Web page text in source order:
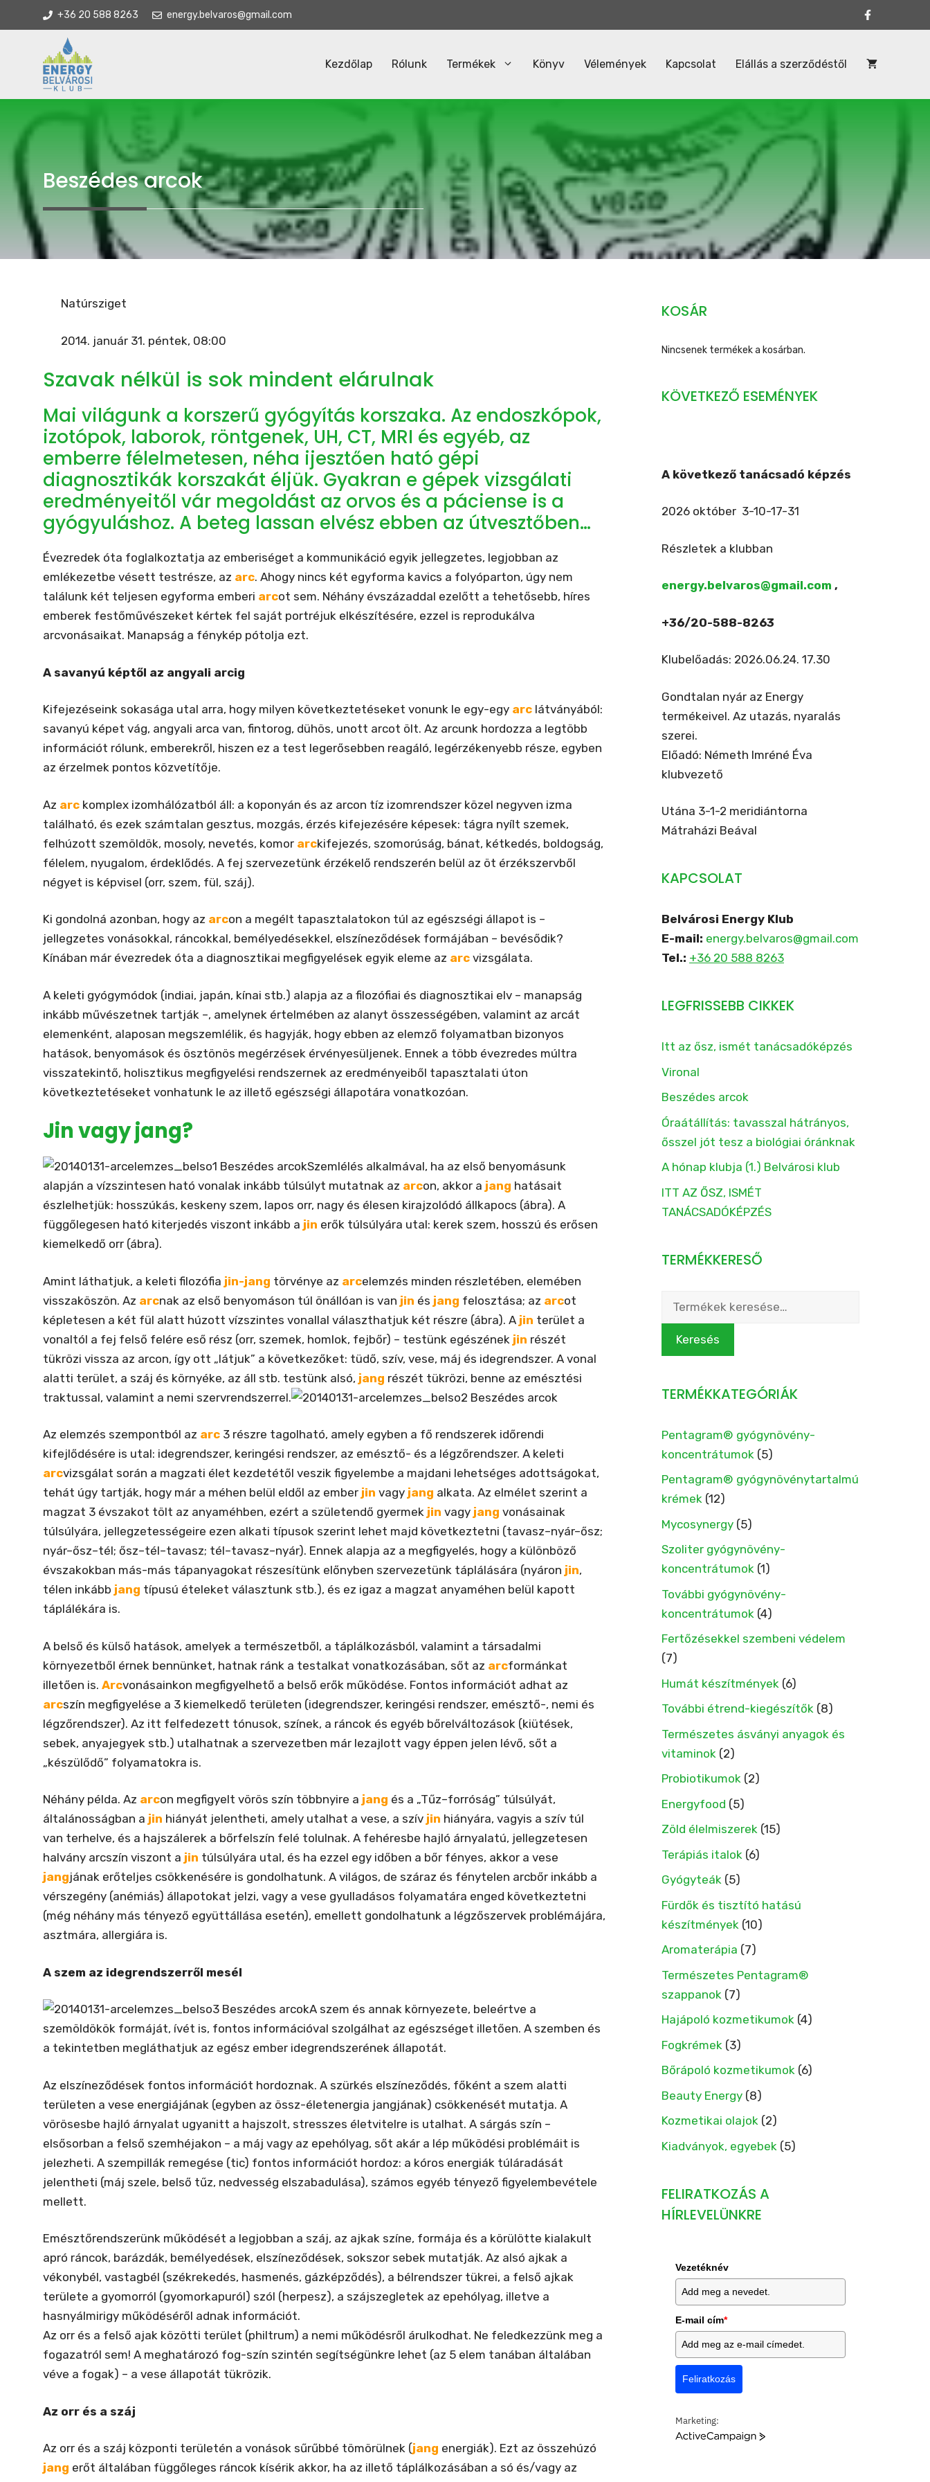
a
tartalomba
+36 20 588 8263 energy.belvaros@gmail.com
Kezdőlap Rólunk Termékek Könyv Vélemények Kapcsolat Elállás a szerződéstől
Beszédes arcok
Natúrsziget
2014. január 31. péntek, 08:00
Szavak nélkül is sok mindent elárulnak
Mai világunk a korszerű gyógyítás korszaka. Az endoszkópok,
izotópok, laborok, röntgenek, UH, CT, MRI és egyéb, az
emberre félelmetesen, néha ijesztően ható gépi
diagnosztikák korszakát éljük. Gyakran e gépek vizsgálati
eredményeitől vár megoldást az orvos és a páciense is a
gyógyuláshoz. A beteg lassan elvész ebben az útvesztőben…
Évezredek óta foglalkoztatja az emberiséget a kommunikáció egyik jellegzetes, legjobban az
emlékezetbe vésett testrésze, az arc. Ahogy nincs két egyforma kavics a folyóparton, úgy nem
találunk két teljesen egyforma emberi arcot sem. Néhány évszázaddal ezelőtt a tehetősebb, híres
emberek festőművészeket kértek fel saját portréjuk elkészítésére, ezzel is reprodukálva
arcvonásaikat. Manapság a fénykép pótolja ezt.
A savanyú képtől az angyali arcig
Kifejezéseink sokasága utal arra, hogy milyen következtetéseket vonunk le egy-egy arc látványából:
savanyú képet vág, angyali arca van, fintorog, dühös, unott arcot ölt. Az arcunk hordozza a legtöbb
információt rólunk, emberekről, hiszen ez a test legerősebben reagáló, legérzékenyebb része, egyben
az érzelmek pontos közvetítője.
Az arc komplex izomhálózatból áll: a koponyán és az arcon tíz izomrendszer közel negyven izma
található, és ezek számtalan gesztus, mozgás, érzés kifejezésére képesek: tágra nyílt szemek,
felhúzott szemöldök, mosoly, nevetés, komor arckifejezés, szomorúság, bánat, kétkedés, boldogság,
félelem, nyugalom, érdeklődés. A fej szervezetünk érzékelő rendszerén belül az öt érzékszervből
négyet is képvisel (orr, szem, fül, száj).
Ki gondolná azonban, hogy az arcon a megélt tapasztalatokon túl az egészségi állapot is –
jellegzetes vonásokkal, ráncokkal, bemélyedésekkel, elszíneződések formájában – bevésődik?
Kínában már évezredek óta a diagnosztikai megfigyelések egyik eleme az arc vizsgálata.
A keleti gyógymódok (indiai, japán, kínai stb.) alapja az a filozófiai és diagnosztikai elv – manapság
inkább művészetnek tartják –, amelynek értelmében az alanyt összességében, valamint az arcát
elemenként, alaposan megszemlélik, és hagyják, hogy ebben az elemző folyamatban bizonyos
hatások, benyomások és ösztönös megérzések érvényesüljenek. Ennek a több évezredes múltra
visszatekintő, holisztikus megfigyelési rendszernek az eredményeiből tapasztalati úton
következtetéseket vonhatunk le az illető egészségi állapotára vonatkozóan.
Jin vagy jang?
Szemlélés alkalmával, ha az első benyomásunk
alapján a vízszintesen ható vonalak inkább túlsúlyt mutatnak az arcon, akkor a jang hatásait
észlelhetjük: hosszúkás, keskeny szem, lapos orr, nagy és élesen kirajzolódó állkapocs (ábra). A
függőlegesen ható kiterjedés viszont inkább a jin erők túlsúlyára utal: kerek szem, hosszú és erősen
kiemelkedő orr (ábra).
Amint láthatjuk, a keleti filozófia jin-jang törvénye az arcelemzés minden részletében, elemében
visszaköszön. Az arcnak az első benyomáson túl önállóan is van jin és jang felosztása; az arcot
képletesen a két fül alatt húzott vízszintes vonallal választhatjuk két részre (ábra). A jin terület a
vonaltól a fej felső felére eső rész (orr, szemek, homlok, fejbőr) – testünk egészének jin részét
tükrözi vissza az arcon, így ott „látjuk” a következőket: tüdő, szív, vese, máj és idegrendszer. A vonal
alatti terület, a száj és környéke, az áll stb. testünk alsó, jang részét tükrözi, benne az emésztési
traktussal, valamint a nemi szervrendszerrel.
Az elemzés szempontból az arc 3 részre tagolható, amely egyben a fő rendszerek időrendi
kifejlődésére is utal: idegrendszer, keringési rendszer, az emésztő- és a légzőrendszer. A keleti
arcvizsgálat során a magzati élet kezdetétől veszik figyelembe a majdani lehetséges adottságokat,
tehát úgy tartják, hogy már a méhen belül eldől az ember jin vagy jang alkata. Az elmélet szerint a
magzat 3 évszakot tölt az anyaméhben, ezért a születendő gyermek jin vagy jang vonásainak
túlsúlyára, jellegzetességeire ezen alkati típusok szerint lehet majd következtetni (tavasz–nyár–ősz;
nyár–ősz–tél; ősz–tél–tavasz; tél–tavasz–nyár). Ennek alapja az a megfigyelés, hogy a különböző
évszakokban más-más tápanyagokat részesítünk előnyben szervezetünk táplálására (nyáron jin,
télen inkább jang típusú ételeket választunk stb.), és ez igaz a magzat anyaméhen belül kapott
táplálékára is.
A belső és külső hatások, amelyek a természetből, a táplálkozásból, valamint a társadalmi
környezetből érnek bennünket, hatnak ránk a testalkat vonatkozásában, sőt az arcformánkat
illetően is. Arcvonásainkon megfigyelhető a belső erők működése. Fontos információt adhat az
arcszín megfigyelése a 3 kiemelkedő területen (idegrendszer, keringési rendszer, emésztő-, nemi és
légzőrendszer). Az itt felfedezett tónusok, színek, a ráncok és egyéb bőrelváltozások (kiütések,
sebek, anyajegyek stb.) utalhatnak a szervezetben már lezajlott vagy éppen jelen lévő, sőt a
„készülődő” folyamatokra is.
Néhány példa. Az arcon megfigyelt vörös szín többnyire a jang és a „Tűz–forróság” túlsúlyát,
általánosságban a jin hiányát jelentheti, amely utalhat a vese, a szív jin hiányára, vagyis a szív túl
van terhelve, és a hajszálerek a bőrfelszín felé tolulnak. A fehéresbe hajló árnyalatú, jellegzetesen
halvány arcszín viszont a jin túlsúlyára utal, és ha ezzel egy időben a bőr fényes, akkor a vese
jangjának erőteljes csökkenésére is gondolhatunk. A világos, de száraz és fénytelen arcbőr inkább a
vérszegény (anémiás) állapotokat jelzi, vagy a vese gyulladásos folyamatára enged következtetni
(még néhány más tényező együttállása esetén), emellett gondolhatunk a légzőszervek problémájára,
asztmára, allergiára is.
A szem az idegrendszerről mesél
A szem és annak környezete, beleértve a
szemöldökök formáját, ívét is, fontos információval szolgálhat az egészséget illetően. A szemben és
a tekintetben megláthatjuk az egész ember idegrendszerének állapotát.
Az elszíneződések fontos információt hordoznak. A szürkés elszíneződés, főként a szem alatti
területen a vese energiájának (egyben az össz-életenergia jangjának) csökkenését mutatja. A
vörösesbe hajló árnyalat ugyanitt a hajszolt, stresszes életvitelre is utalhat. A sárgás szín –
elsősorban a felső szemhéjakon – a máj vagy az epehólyag, sőt akár a lép működési problémáit is
jelezheti. A szempillák remegése (tic) fontos információt hordoz: a kóros energiák túláradását
jelentheti (máj szele, belső tűz, nedvesség elszabadulása), számos egyéb tényező figyelembevétele
mellett.
Emésztőrendszerünk működését a legjobban a száj, az ajkak színe, formája és a körülötte kialakult
apró ráncok, barázdák, bemélyedések, elszíneződések, sokszor sebek mutatják. Az alsó ajkak a
vékonybél, vastagbél (székrekedés, hasmenés, gázképződés), a bélrendszer tükrei, a felső ajkak
területe a gyomorról (gyomorkapuról) szól (herpesz), a szájszegletek az epehólyag, illetve a
hasnyálmirigy működéséről adnak információt.
Az orr és a felső ajak közötti terület (philtrum) a nemi működésről árulkodhat. Ne feledkezzünk meg a
fogazatról sem! A meghatározó fog-szín szintén segítségünkre lehet (az 5 elem tanában általában
véve a fogak) – a vese állapotát tükrözik.
Az orr és a száj
Az orr és a száj központi területén a vonások sűrűbbé tömörülnek (jang energiák). Ezt az összehúzó
jang erőt általában függőleges ráncok kísérik akkor, ha az illető táplálkozásában a só és/vagy az
KOSÁR
Nincsenek termékek a kosárban.
KÖVETKEZŐ ESEMÉNYEK
A következő tanácsadó képzés
2026 október 3-10-17-31
Részletek a klubban
energy.belvaros@gmail.com ,
+36/20-588-8263
Klubelőadás: 2026.06.24. 17.30
Gondtalan nyár az Energy
termékeivel. Az utazás, nyaralás
szerei.
Előadó: Németh Imréné Éva
klubvezető
Utána 3-1-2 meridiántorna
Mátraházi Beával
KAPCSOLAT
Belvárosi Energy Klub
E-mail: energy.belvaros@gmail.com
Tel.: +36 20 588 8263
LEGFRISSEBB CIKKEK
Itt az ősz, ismét tanácsadóképzés
Vironal
Beszédes arcok
Óraátállítás: tavasszal hátrányos,
ősszel jót tesz a biológiai óránknak
A hónap klubja (1.) Belvárosi klub
ITT AZ ŐSZ, ISMÉT
TANÁCSADÓKÉPZÉS
TERMÉKKERESŐ
Keresés
következőre:
Keresés
TERMÉKKATEGÓRIÁK
Pentagram® gyógynövény-
koncentrátumok (5)
Pentagram® gyógynövénytartalmú
krémek (12)
Mycosynergy (5)
Szoliter gyógynövény-
koncentrátumok (1)
További gyógynövény-
koncentrátumok (4)
Fertőzésekkel szembeni védelem
(7)
Humát készítmények (6)
További étrend-kiegészítők (8)
Természetes ásványi anyagok és
vitaminok (2)
Probiotikumok (2)
Energyfood (5)
Zöld élelmiszerek (15)
Terápiás italok (6)
Gyógyteák (5)
Fürdők és tisztító hatású
készítmények (10)
Aromaterápia (7)
Természetes Pentagram®
szappanok (7)
Hajápoló kozmetikumok (4)
Fogkrémek (3)
Bőrápoló kozmetikumok (6)
Beauty Energy (8)
Kozmetikai olajok (2)
Kiadványok, egyebek (5)
FELIRATKOZÁS A
HÍRLEVELÜNKRE
Vezetéknév
E-mail cím*
Feliratkozás
Marketing:
A